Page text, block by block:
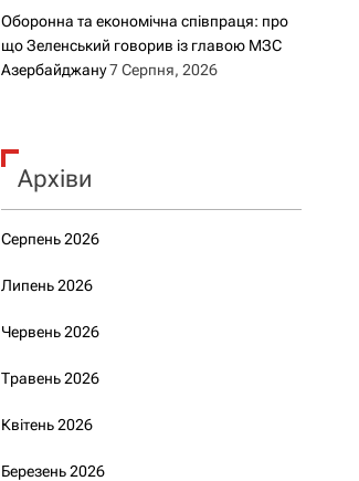
Оборонна та економічна співпраця: про
що Зеленський говорив із главою МЗС
Азербайджану 7 Серпня, 2026
Архіви
Серпень 2026
Липень 2026
Червень 2026
Травень 2026
Квітень 2026
Березень 2026